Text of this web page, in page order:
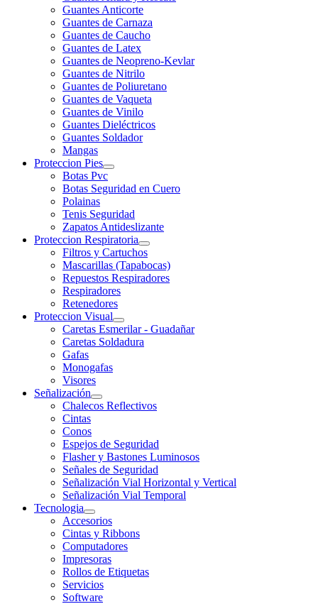
Guantes Anticorte
Guantes de Carnaza
Guantes de Caucho
Guantes de Latex
Guantes de Neopreno-Kevlar
Guantes de Nitrilo
Guantes de Poliuretano
Guantes de Vaqueta
Guantes de Vinilo
Guantes Dieléctricos
Guantes Soldador
Mangas
Proteccion Pies
Botas Pvc
Botas Seguridad en Cuero
Polainas
Tenis Seguridad
Zapatos Antideslizante
Proteccion Respiratoria
Filtros y Cartuchos
Mascarillas (Tapabocas)
Repuestos Respiradores
Respiradores
Retenedores
Proteccion Visual
Caretas Esmerilar - Guadañar
Caretas Soldadura
Gafas
Monogafas
Visores
Señalización
Chalecos Reflectivos
Cintas
Conos
Espejos de Seguridad
Flasher y Bastones Luminosos
Señales de Seguridad
Señalización Vial Horizontal y Vertical
Señalización Vial Temporal
Tecnologia
Accesorios
Cintas y Ribbons
Computadores
Impresoras
Rollos de Etiquetas
Servicios
Software